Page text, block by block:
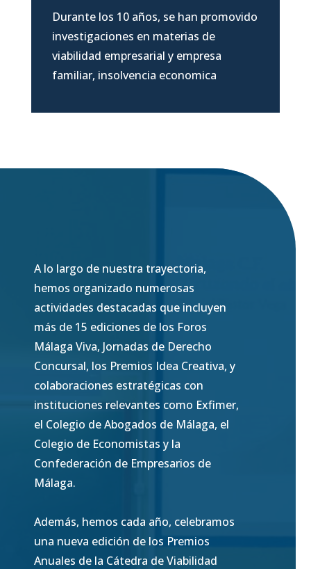
Durante los 10 años, se han promovido
investigaciones en materias de
viabilidad empresarial y empresa
familiar, insolvencia economica
A lo largo de nuestra trayectoria,
hemos organizado numerosas
actividades destacadas que incluyen
más de 15 ediciones de los Foros
Málaga Viva, Jornadas de Derecho
Concursal, los Premios Idea Creativa, y
colaboraciones estratégicas con
instituciones relevantes como Exfimer,
el Colegio de Abogados de Málaga, el
Colegio de Economistas y la
Confederación de Empresarios de
Málaga.
Además, hemos cada año, celebramos
una nueva edición de los Premios
Anuales de la Cátedra de Viabilidad